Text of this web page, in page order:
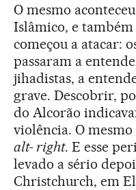
O mesmo
Islâmico, e
começou a atacar:
passaram a
jihadistas, a
grave. Descobrir,
do Alcorão
violência. O
alt- right. E esse
levado a sério
Christchurch, em El